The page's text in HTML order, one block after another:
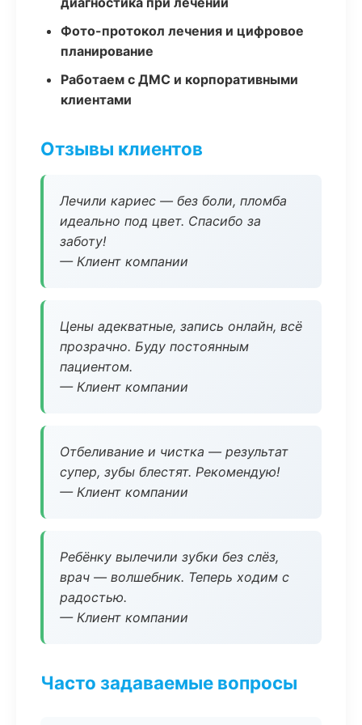
Фото-протокол лечения и цифровое
планирование
Работаем с ДМС и корпоративными
клиентами
Отзывы клиентов
Лечили кариес — без боли, пломба
идеально под цвет. Спасибо за
заботу!
— Клиент компании
Цены адекватные, запись онлайн, всё
прозрачно. Буду постоянным
пациентом.
— Клиент компании
Отбеливание и чистка — результат
супер, зубы блестят. Рекомендую!
— Клиент компании
Ребёнку вылечили зубки без слёз,
врач — волшебник. Теперь ходим с
радостью.
— Клиент компании
Часто задаваемые вопросы